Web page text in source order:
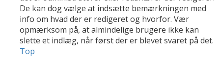
De kan dog vælge at indsætte bemærkningen med
info om hvad der er redigeret og hvorfor. Vær
opmærksom på, at almindelige brugere ikke kan
slette et indlæg, når først der er blevet svaret på det.
Top